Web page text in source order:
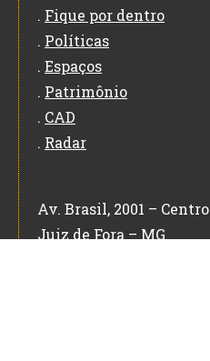
. Fique por dentro
. Políticas
. Espaços
. Patrimônio
. CAD
. Radar
Av. Brasil, 2001 – Centro
Juiz de Fora – MG